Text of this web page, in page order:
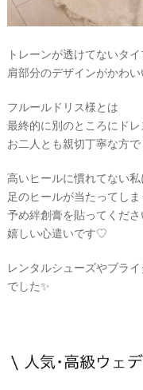
トレーンが透けてないタイ
肩部分のデザインがかわ
フルールドリス様とは
最終的に別のところにドレ
お二人とも親切丁寧な方
高いヒールに慣れてない私
足のヒールが当たってし
予め絆創膏を貼ってくださ
嬉しい心遣いです♡
レンタルシューズやブラ
でした✨